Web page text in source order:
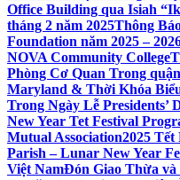
Office Building qua Isiah
tháng 2 năm 2025Thông
Foundation năm 2025 –
NOVA Community College
Phòng Cơ Quan Trong
Maryland & Thời Khóa
Trong Ngày Lễ Presidents’
New Year Tet Festival
Mutual Association2025 Tết
Parish – Lunar New Year
Việt NamĐón Giao Thừa